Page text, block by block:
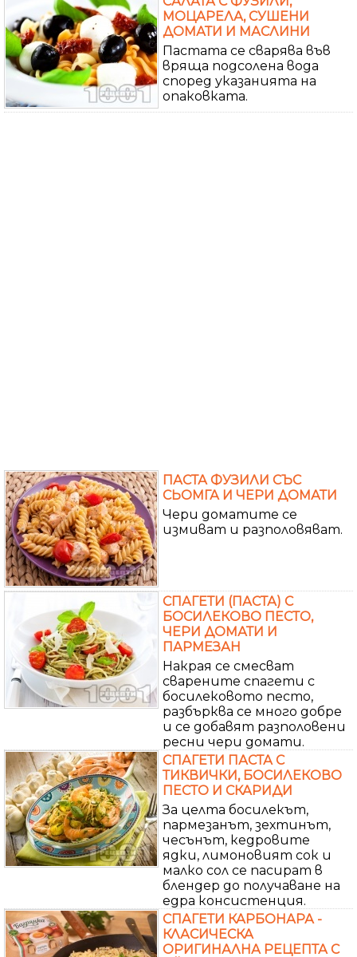
МОЦАРЕЛА, СУШЕНИ
ДОМАТИ И МАСЛИНИ
Пастата се сварява във
вряща подсолена вода
според указанията на
опаковката.
ПАСТА ФУЗИЛИ СЪС
СЬОМГА И ЧЕРИ ДОМАТИ
Чери доматите се
измиват и разполовяват.
СПАГЕТИ (ПАСТА) С
БОСИЛЕКОВО ПЕСТО,
ЧЕРИ ДОМАТИ И
ПАРМЕЗАН
Накрая се смесват
сварените спагети с
босилековото песто,
разбърква се много добре
и се добавят разполовени
ресни чери домати.
СПАГЕТИ ПАСТА С
ТИКВИЧКИ, БОСИЛЕКОВО
ПЕСТО И СКАРИДИ
За целта босилекът,
пармезанът, зехтинът,
чесънът, кедровите
ядки, лимоновият сок и
малко сол се пасират в
блендер до получаване на
едра консистенция.
СПАГЕТИ КАРБОНАРА -
КЛАСИЧЕСКА
ОРИГИНАЛНА РЕЦЕПТА С